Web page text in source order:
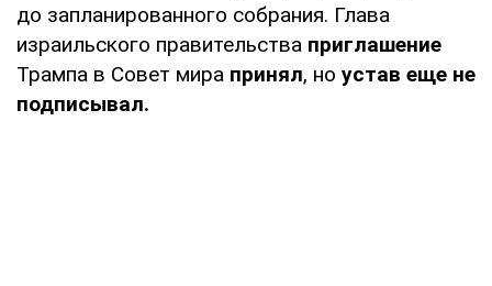
до запланированного собрания. Глава
израильского правительства приглашение
Трампа в Совет мира принял, но устав еще не
подписывал.